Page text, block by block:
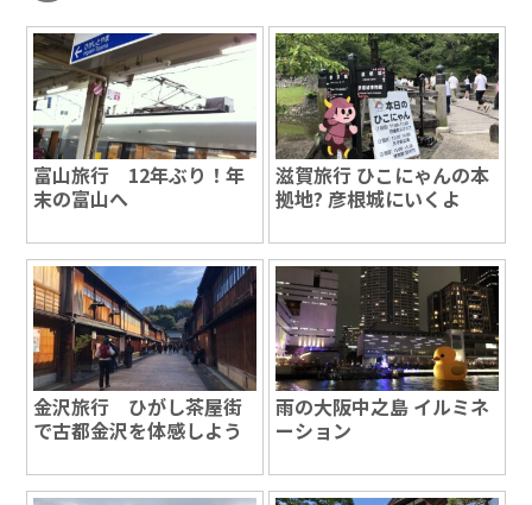
富山旅行 12年ぶり！年
末の富山へ
滋賀旅行 ひこにゃんの本
拠地? 彦根城にいくよ
金沢旅行 ひがし茶屋街
で古都金沢を体感しよう
雨の大阪中之島 イルミネ
ーション